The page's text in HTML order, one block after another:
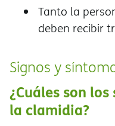
Tanto la
deben recibir
Signos y
¿Cuáles son
la clamidia?